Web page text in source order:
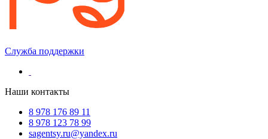
Служба поддержки
Наши контакты
8 978 176 89 11
8 978 123 78 99
sagentsy.ru@yandex.ru